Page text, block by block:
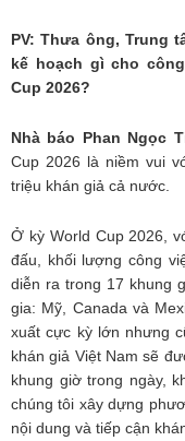
PV: Thưa ông, Trung
kế hoạch gì cho
Cup 2026?
Nhà báo Phan Ngọc
Cup 2026 là niềm vui
triệu khán giả cả nước.
Ở kỳ World Cup 2026,
đấu, khối lượng công
diễn ra trong 17 khung
gia: Mỹ, Canada và
xuất cực kỳ lớn nhưng
khán giả Việt Nam sẽ
khung giờ trong ngày,
chúng tôi xây dựng
nội dung và tiếp cận